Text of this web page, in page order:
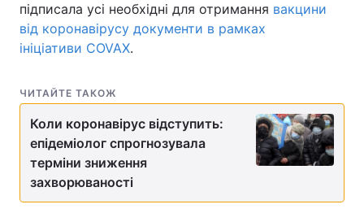
підписала усі необхідні для отримання вакцини
від коронавірусу документи в рамках
ініціативи COVAX.
ЧИТАЙТЕ ТАКОЖ
Коли коронавірус відступить:
епідеміолог спрогнозувала
терміни зниження
захворюваності